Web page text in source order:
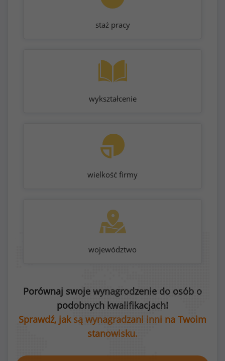
staż pracy
wykształcenie
wielkość firmy
województwo
Porównaj swoje wynagrodzenie do osób o
podobnych kwalifikacjach!
Sprawdź, jak są wynagradzani inni na Twoim
stanowisku.